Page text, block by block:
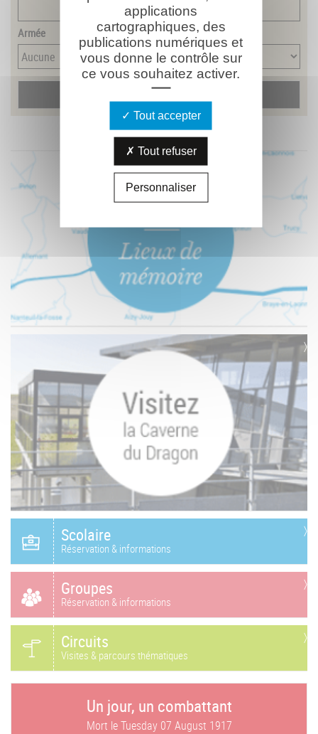
Armée
Scolaire
Réservation & informations
Groupes
Réservation & informations
Circuits
Visites & parcours thématiques
Un jour, un combattant
Mort leTuesday 07 August 1917
applications
cartographiques, des
publications numériques et
vous donne le contrôle sur
ce vous souhaitez activer.
Tout accepter
Tout refuser
Personnaliser